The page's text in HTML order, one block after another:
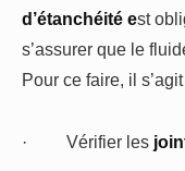
d’étanchéité est
s’assurer que le
Pour ce faire, il
· Vérifier les